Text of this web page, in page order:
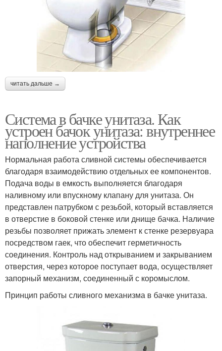
читать дальше →
Система в бачке унитаза. Как
устроен бачок унитаза: внутреннее
наполнение устройства
Нормальная работа сливной системы обеспечивается
благодаря взаимодействию отдельных ее компонентов.
Подача воды в емкость выполняется благодаря
наливному или впускному клапану для унитаза. Он
представлен патрубком с резьбой, который вставляется
в отверстие в боковой стенке или днище бачка. Наличие
резьбы позволяет прижать элемент к стенке резервуара
посредством гаек, что обеспечит герметичность
соединения. Контроль над открыванием и закрыванием
отверстия, через которое поступает вода, осуществляет
запорный механизм, соединенный с коромыслом.
Принцип работы сливного механизма в бачке унитаза.